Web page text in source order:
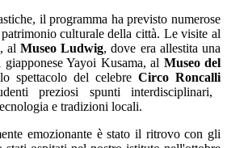
il programma ha previsto numerose
culturale della città. Le visite al
al Museo Ludwig, dove era allestita una
giapponese Yayoi Kusama, al Museo del
spettacolo del celebre Circo Roncalli
preziosi spunti interdisciplinari,
e tradizioni locali.
emozionante è stato il ritrovo con gli